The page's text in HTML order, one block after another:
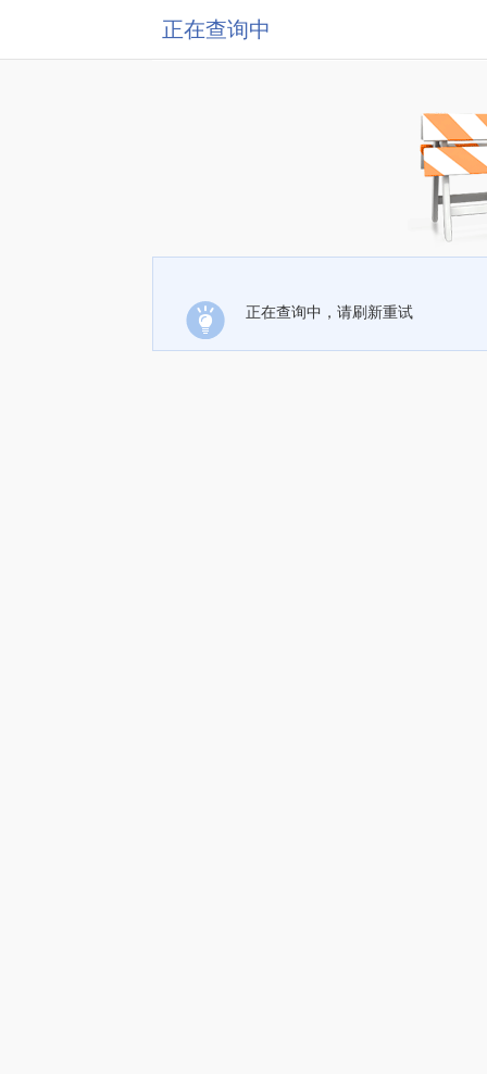
正在查询中
正在查询中，请刷新重试